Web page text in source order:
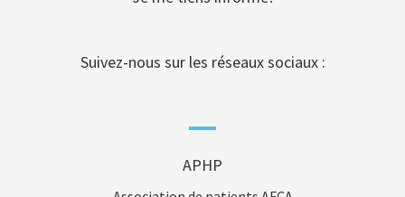
Suivez-nous sur les réseaux sociaux :
APHP